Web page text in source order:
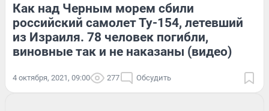
Как над Черным морем сбили
российский самолет Ту-154, летевший
из Израиля. 78 человек погибли,
виновные так и не наказаны (видео)
4 октября, 2021, 09:00 277 Обсудить